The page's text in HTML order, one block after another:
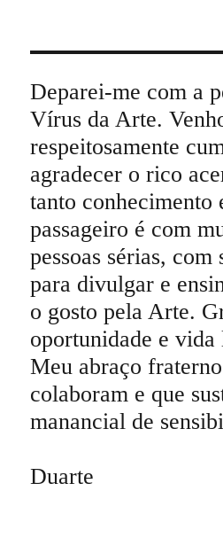
Deparei-me com a
Vírus da Arte.
respeitosamente
agradecer o rico
tanto conhecimento
passageiro é com
pessoas sérias, com
para divulgar e
o gosto pela Arte.
oportunidade e vida
Meu abraço
colaboram e que
manancial de
Duarte